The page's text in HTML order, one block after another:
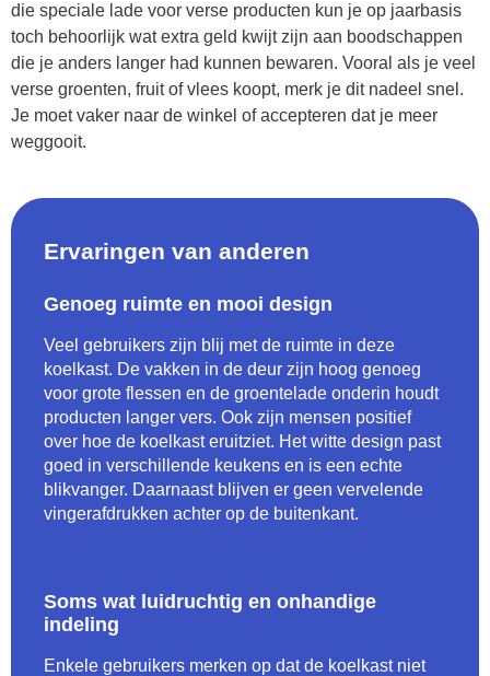
die speciale lade voor verse producten kun je op jaarbasis
toch behoorlijk wat extra geld kwijt zijn aan boodschappen
die je anders langer had kunnen bewaren. Vooral als je veel
verse groenten, fruit of vlees koopt, merk je dit nadeel snel.
Je moet vaker naar de winkel of accepteren dat je meer
weggooit.
Ervaringen van anderen
Genoeg ruimte en mooi design
Veel gebruikers zijn blij met de ruimte in deze
koelkast. De vakken in de deur zijn hoog genoeg
voor grote flessen en de groentelade onderin houdt
producten langer vers. Ook zijn mensen positief
over hoe de koelkast eruitziet. Het witte design past
goed in verschillende keukens en is een echte
blikvanger. Daarnaast blijven er geen vervelende
vingerafdrukken achter op de buitenkant.
Soms wat luidruchtig en onhandige
indeling
Enkele gebruikers merken op dat de koelkast niet